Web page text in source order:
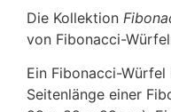
Die Kollektion
von Fibonacci-
Ein Fibonacci-
Seitenlänge einer